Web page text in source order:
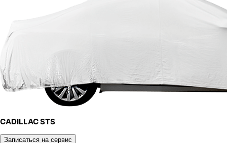
CADILLAC STS
Записаться на сервис